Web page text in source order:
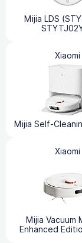
Mijia LDS
Xiaomi
Mijia Self-
Xiaomi
Mijia Vacuum
Enhanced